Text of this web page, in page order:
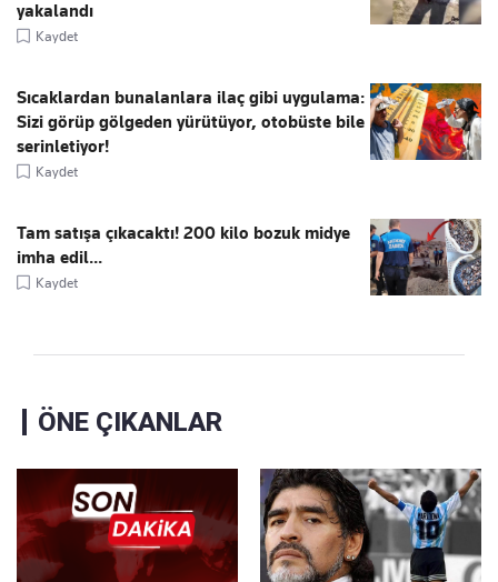
yakalandı
Kaydet
Sıcaklardan bunalanlara ilaç gibi uygulama:
Sizi görüp gölgeden yürütüyor, otobüste bile
serinletiyor!
Kaydet
Tam satışa çıkacaktı! 200 kilo bozuk midye
imha edil...
Kaydet
ÖNE ÇIKANLAR